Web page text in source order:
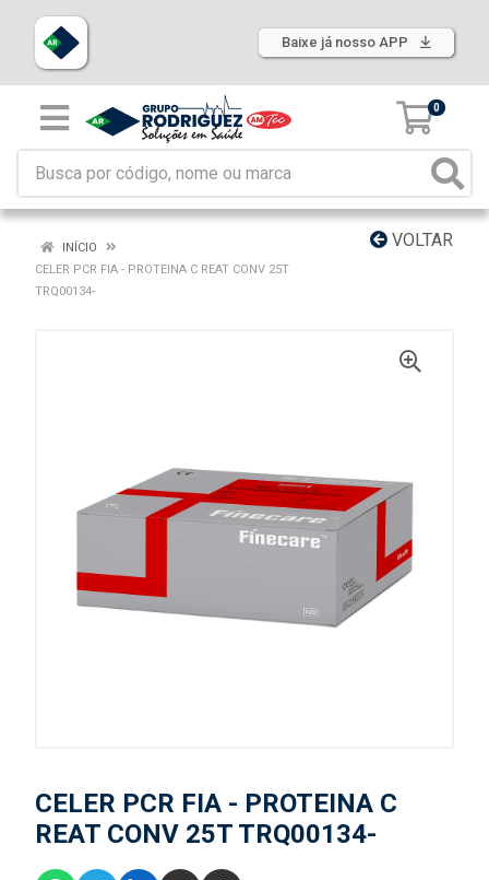
Baixe já nosso APP
0
VOLTAR
INÍCIO
CELER PCR FIA - PROTEINA C REAT CONV 25T
TRQ00134-
CELER PCR FIA - PROTEINA C
REAT CONV 25T TRQ00134-